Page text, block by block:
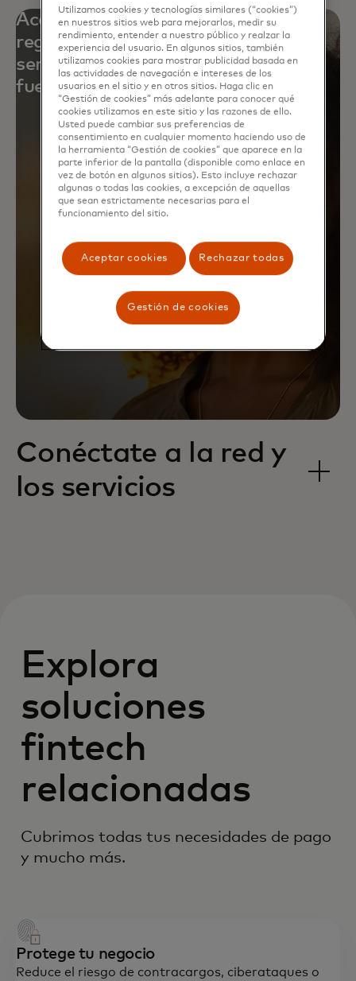
Accede a redes de pago globales y
regionales, soluciones multirail y
servicios de primer nivel dentro y
fuera de Mastercard
Conéctate a la red y
los servicios
Explora
soluciones
fintech
relacionadas
Cubrimos todas tus necesidades de pago
y mucho más.
Protege tu negocio
Reduce el riesgo de contracargos, ciberataques o
Utilizamos cookies y tecnologías similares (“cookies”)
en nuestros sitios web para mejorarlos, medir su
rendimiento, entender a nuestro público y realzar la
experiencia del usuario. En algunos sitios, también
utilizamos cookies para mostrar publicidad basada en
las actividades de navegación e intereses de los
usuarios en el sitio y en otros sitios. Haga clic en
“Gestión de cookies” más adelante para conocer qué
cookies utilizamos en este sitio y las razones de ello.
Usted puede cambiar sus preferencias de
consentimiento en cualquier momento haciendo uso de
la herramienta “Gestión de cookies” que aparece en la
parte inferior de la pantalla (disponible como enlace en
vez de botón en algunos sitios). Esto incluye rechazar
algunas o todas las cookies, a excepción de aquellas
que sean estrictamente necesarias para el
funcionamiento del sitio.
Aceptar cookies Rechazar todas
Gestión de cookies